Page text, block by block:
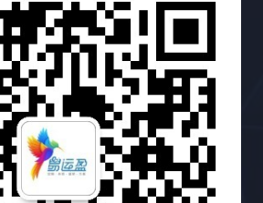
并非偶然，而是精心策划和运营的
剖析小红书是如何玩转链接建设
案例表明，高质量的内容和活跃的
基石。 通过创造有价值的内容，吸
导用户分享和转载，可以获得大量
链接，并提升网站的流量、知名度
六、 常见误区：你需要避免哪些
设的道路上，充满了各种陷阱和误
可以帮助你少走弯路，提高效率，
因为它可以为用户提供价值，并鼓
你的网站，从而提升你的网站权威
容也更容易在社交媒体上被分享，
光率和流量。 三、Semrush：多功
具，助力链接建设 Semrush 就像
手，可以帮助你进行关键词研究、
站审核等等，全方位提升你的搜索
不仅可以帮助你分析竞争对手，还
的搜索引擎优化进度，并提供可操
小语种搜索引擎优化面临的一个难
主流语言，小语种搜索引擎优化的
对匮乏。找到合适的工具和资源需
和精力。你可能需要尝试不同的工
筛选。 然而，挑战与机遇并存。随
展，小语种市场蕴藏着巨大的潜
完全开发的蓝海市场。掌握小语种
，就能抢占先机，在蓝海市场中获
想看，如果你的网站能够在竞争相
体，不同的用户拥有不同的背景、
风格、认知模式和行为习惯。有些
篇的专业文章，有些人则更倾向于
频教程；有些人对数据和图表情有
容易被生动的故事和案例所打动；
与互动，分享自己的观点和经验，
被动地接收信息，默默地汲取知
略正是为了满足这些不同用户的个
具针对性、更 engaging、更富有